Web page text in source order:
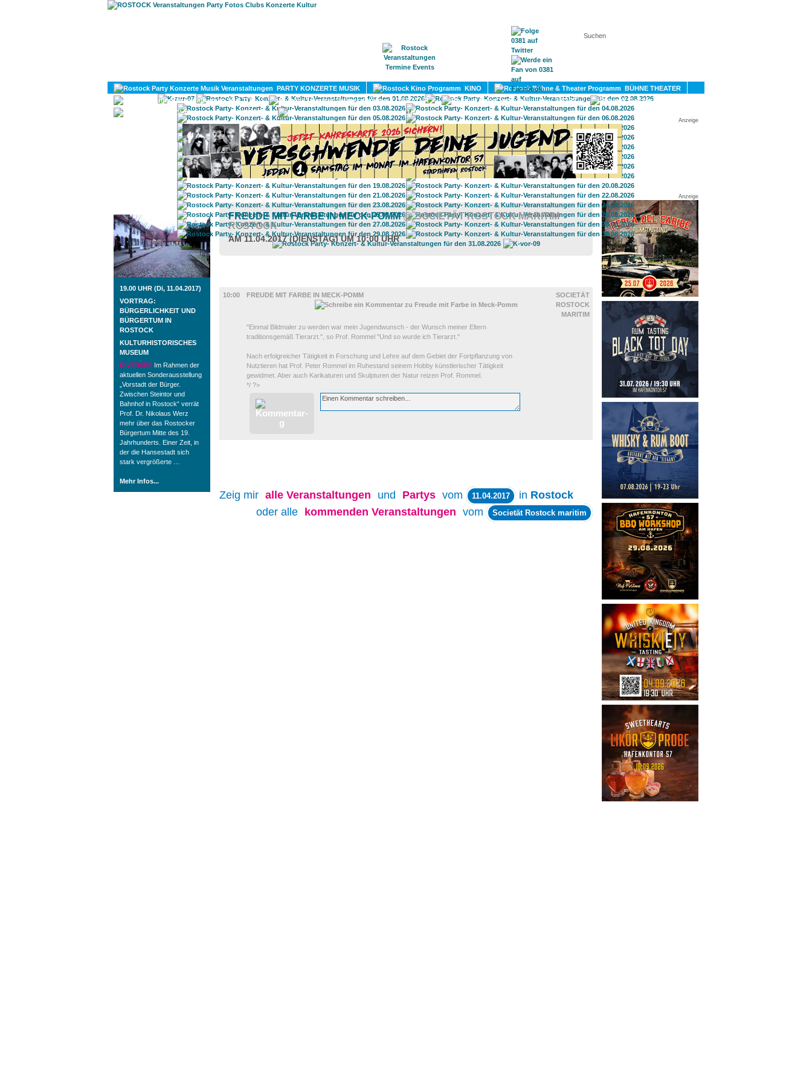
KONTAKT
PARTY KONZERTE MUSIK KINO
BÜHNE THEATER
KULTUR
LITERATUR SPORT
DIVERSES
UMLAND
Anzeige
ROSTOCK TAGESTIPP
19.00 UHR (Di, 11.04.2017)
VORTRAG:
BÜRGERLICHKEIT UND
BÜRGERTUM IN
ROSTOCK
KULTURHISTORISCHES
MUSEUM
DIVERSES Im Rahmen der
aktuellen Sonderausstellung
„Vorstadt der Bürger.
Zwischen Steintor und
Bahnhof in Rostock“ verrät
Prof. Dr. Nikolaus Werz
mehr über das Rostocker
Bürgertum Mitte des 19.
Jahrhunderts. Einer Zeit, in
der die Hansestadt sich
stark vergrößerte …
Mehr Infos...
Anzeige
FREUDE MIT FARBE IN MECK-POMM@ SOCIETÄT ROSTOCK MARITIM
ROSTOCK
AM 11.04.2017 (DIENSTAG) UM 10:00 UHR
10:00
FREUDE MIT FARBE IN MECK-POMM
SOCIETÄT
ROSTOCK
MARITIM
"Einmal Bildmaler zu werden war mein Jugendwunsch - der Wunsch meiner Eltern
traditionsgemäß Tierarzt.", so Prof. Rommel "Und so wurde ich Tierarzt."
Nach erfolgreicher Tätigkeit in Forschung und Lehre auf dem Gebiet der Fortpflanzung von
Nutztieren hat Prof. Peter Rommel im Ruhestand seinem Hobby künstlerischer Tätigkeit
gewidmet. Aber auch Karikaturen und Skulpturen der Natur reizen Prof. Rommel.
*/ ?>
Zeig mir alle Veranstaltungen und Partys vom 11.04.2017 in Rostock
oder alle
kommenden Veranstaltungen vom Societät Rostock maritim